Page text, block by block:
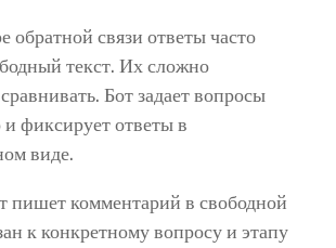
обратной связи ответы часто
текст. Их сложно
Бот задает вопросы
и фиксирует ответы в
виде.
пишет комментарий в свободной
к конкретному вопросу и этапу